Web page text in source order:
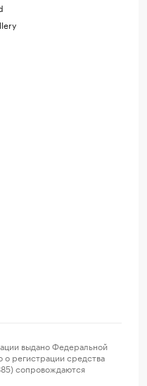
выдано Федеральной
регистрации средства
сопровождаются